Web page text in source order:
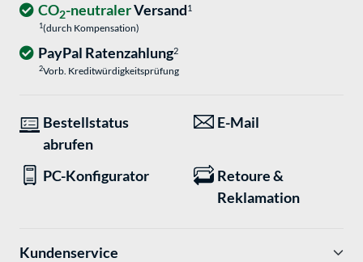
CO2-neutralerVersand1
1(durch Kompensation)
PayPal Ratenzahlung2
2Vorb. Kreditwürdigkeitsprüfung
Bestellstatus
abrufen
E-Mail
PC-Konfigurator
Retoure &
Reklamation
Kundenservice